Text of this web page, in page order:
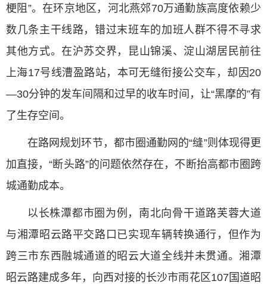
梗阻”。在环京地区，河北燕郊70万通勤族高度依赖少
数几条主干线路，错过末班车的加班人群不得不寻求
其他方式。在沪苏交界，昆山锦溪、淀山湖居民前往
上海17号线漕盈路站，本可无缝衔接公交车，却因20
—30分钟的发车间隔和过早的收车时间，让“黑摩的”有
了生存空间。
在路网规划环节，都市圈通勤网的“缝”则体现得更
加直接，“断头路”的问题依然存在，不断抬高都市圈跨
城通勤成本。
以长株潭都市圈为例，南北向骨干道路芙蓉大道
与湘潭昭云路平交路口已实现车辆转换通行，但作为
跨三市东西融城通道的昭云大道全线并未贯通。湘潭
昭云路建成多年，向西对接的长沙市雨花区107国道昭